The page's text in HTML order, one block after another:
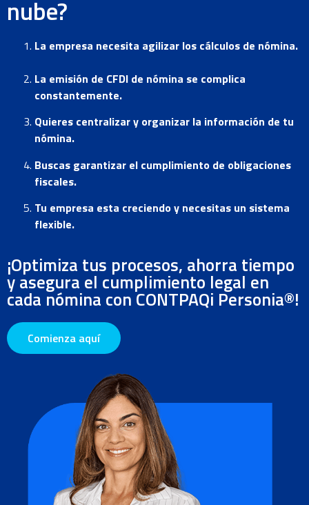
nube?
La empresa necesita agilizar los cálculos de nómina.
La emisión de CFDI de nómina se complica
constantemente.
Quieres centralizar y organizar la información de tu
nómina.
Buscas garantizar el cumplimiento de obligaciones
fiscales.
Tu empresa esta creciendo y necesitas un sistema
flexible.
¡Optimiza tus procesos, ahorra tiempo
y asegura el cumplimiento legal en
cada nómina con CONTPAQi Personia®!
Comienza aquí